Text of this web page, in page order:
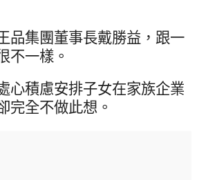
品集團董事長戴勝益，跟一
不一樣。
心積慮安排子女在家族企業
完全不做此想。